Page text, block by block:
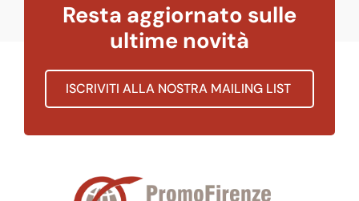
Resta aggiornato sulle
ultime novità
ISCRIVITI ALLA NOSTRA MAILING LIST